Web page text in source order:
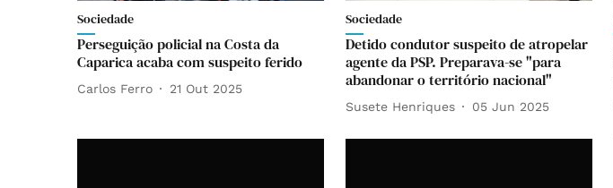
Sociedade
Perseguição policial na Costa da
Caparica acaba com suspeito ferido
Carlos Ferro 21 Out 2025
Sociedade
Detido condutor suspeito de atropelar
agente da PSP. Preparava-se "para
abandonar o território nacional"
Susete Henriques 05 Jun 2025